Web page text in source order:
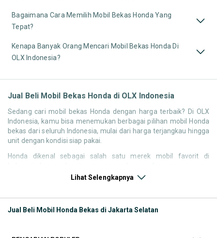
Bagaimana Cara Memilih Mobil Bekas Honda Yang
Tepat?
Kenapa Banyak Orang Mencari Mobil Bekas Honda Di
OLX Indonesia?
Jual Beli Mobil Bekas Honda di OLX Indonesia
Sedang cari mobil bekas Honda dengan harga terbaik? Di OLX
Indonesia, kamu bisa menemukan berbagai pilihan mobil Honda
bekas dari seluruh Indonesia, mulai dari harga terjangkau hingga
unit dengan kondisi siap pakai.
Honda dikenal sebagai salah satu merek mobil favorit di
responsif, serta kenyamanan berkendara. Tidak heran jika
Melalui halaman ini, kamu bisa langsung membandingkan
Lihat Selengkapnya
Jual Beli Mobil Honda Bekas di Jakarta Selatan